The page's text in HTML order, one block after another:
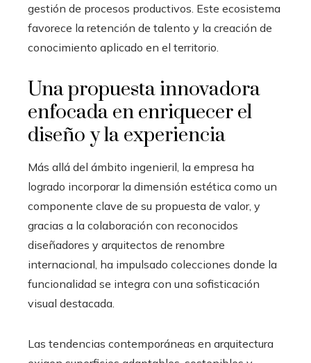
gestión de procesos productivos. Este ecosistema
favorece la retención de talento y la creación de
conocimiento aplicado en el territorio.
Una propuesta innovadora
enfocada en enriquecer el
diseño y la experiencia
Más allá del ámbito ingenieril, la empresa ha
logrado incorporar la dimensión estética como un
componente clave de su propuesta de valor, y
gracias a la colaboración con reconocidos
diseñadores y arquitectos de renombre
internacional, ha impulsado colecciones donde la
funcionalidad se integra con una sofisticación
visual destacada.
Las tendencias contemporáneas en arquitectura